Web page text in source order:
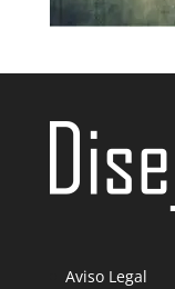
Aviso Legal